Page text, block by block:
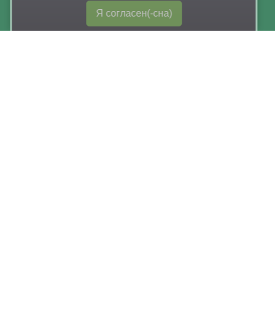
Лыжероллерная трасса
Раздевалки
Я согласен(-сна)